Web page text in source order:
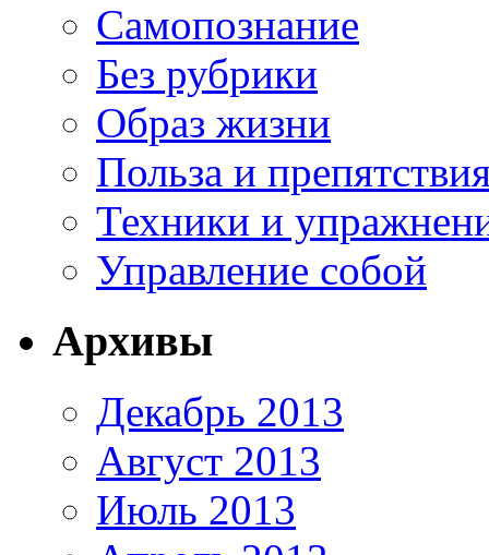
Cамопознание
Без рубрики
Образ жизни
Польза и
Техники и
Управление собой
Архивы
Декабрь 2013
Август 2013
Июль 2013